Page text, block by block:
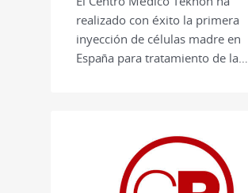
realizado con éxito la primera
inyección de células madre en
España para tratamiento de la…